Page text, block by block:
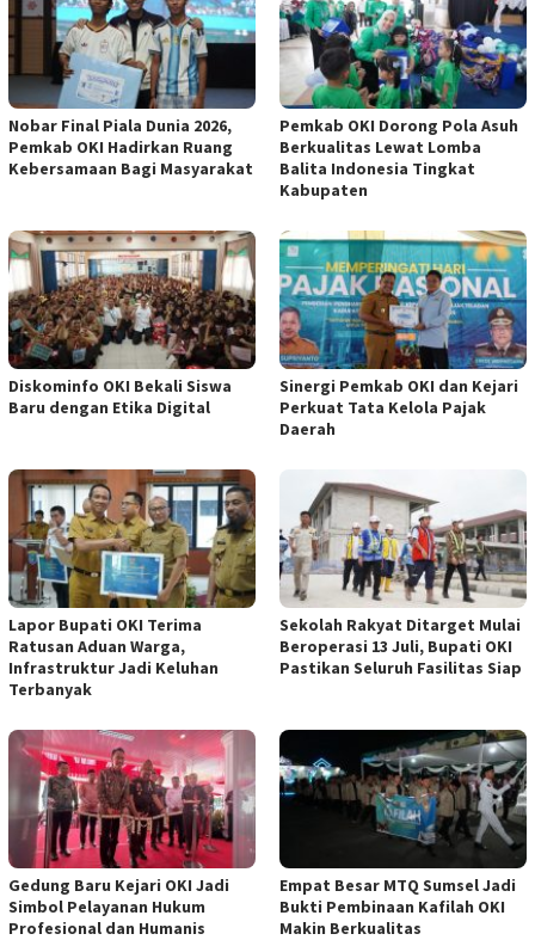
Nobar Final Piala Dunia 2026,
Pemkab OKI Hadirkan Ruang
Kebersamaan Bagi Masyarakat
Pemkab OKI Dorong Pola Asuh
Berkualitas Lewat Lomba
Balita Indonesia Tingkat
Kabupaten
Diskominfo OKI Bekali Siswa
Baru dengan Etika Digital
Sinergi Pemkab OKI dan Kejari
Perkuat Tata Kelola Pajak
Daerah
Lapor Bupati OKI Terima
Ratusan Aduan Warga,
Infrastruktur Jadi Keluhan
Terbanyak
Sekolah Rakyat Ditarget Mulai
Beroperasi 13 Juli, Bupati OKI
Pastikan Seluruh Fasilitas Siap
Gedung Baru Kejari OKI Jadi
Simbol Pelayanan Hukum
Profesional dan Humanis
Empat Besar MTQ Sumsel Jadi
Bukti Pembinaan Kafilah OKI
Makin Berkualitas